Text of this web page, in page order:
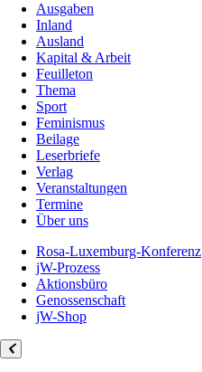
Ausgaben
Inland
Ausland
Kapital & Arbeit
Feuilleton
Thema
Sport
Feminismus
Beilage
Leserbriefe
Verlag
Veranstaltungen
Termine
Über uns
Rosa-Luxemburg-Konferenz
jW-Prozess
Aktionsbüro
Genossenschaft
jW-Shop